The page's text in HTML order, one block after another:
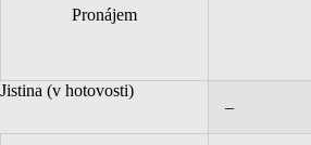
Pronájem
Jistina (v hotovosti)
–